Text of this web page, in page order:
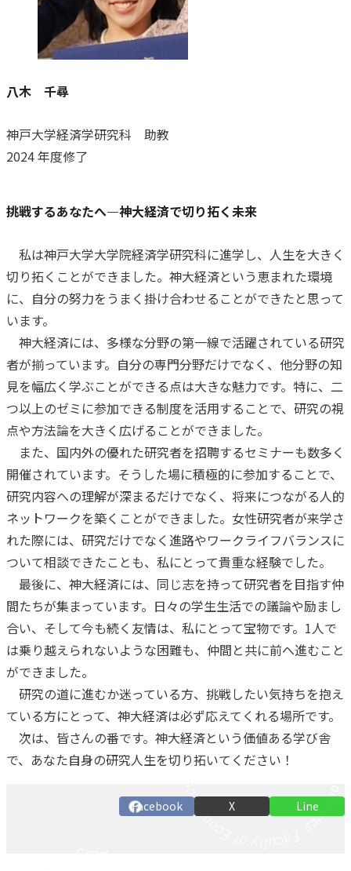
八木 千尋
神戸大学経済学研究科 助教
2024 年度修了
挑戦するあなたへ―神大経済で切り拓く未来
私は神戸大学大学院経済学研究科に進学し、人生を大きく
切り拓くことができました。神大経済という恵まれた環境
に、自分の努力をうまく掛け合わせることができたと思って
います。
神大経済には、多様な分野の第一線で活躍されている研究
者が揃っています。自分の専門分野だけでなく、他分野の知
見を幅広く学ぶことができる点は大きな魅力です。特に、二
つ以上のゼミに参加できる制度を活用することで、研究の視
点や方法論を大きく広げることができました。
また、国内外の優れた研究者を招聘するセミナーも数多く
開催されています。そうした場に積極的に参加することで、
研究内容への理解が深まるだけでなく、将来につながる人的
ネットワークを築くことができました。女性研究者が来学さ
れた際には、研究だけでなく進路やワークライフバランスに
ついて相談できたことも、私にとって貴重な経験でした。
最後に、神大経済には、同じ志を持って研究者を目指す仲
間たちが集まっています。日々の学生生活での議論や励まし
合い、そして今も続く友情は、私にとって宝物です。1人で
は乗り越えられないような困難も、仲間と共に前へ進むこと
ができました。
研究の道に進むか迷っている方、挑戦したい気持ちを抱え
ている方にとって、神大経済は必ず応えてくれる場所です。
次は、皆さんの番です。神大経済という価値ある学び舎
で、あなた自身の研究人生を切り拓いてください！
Facebook X Line